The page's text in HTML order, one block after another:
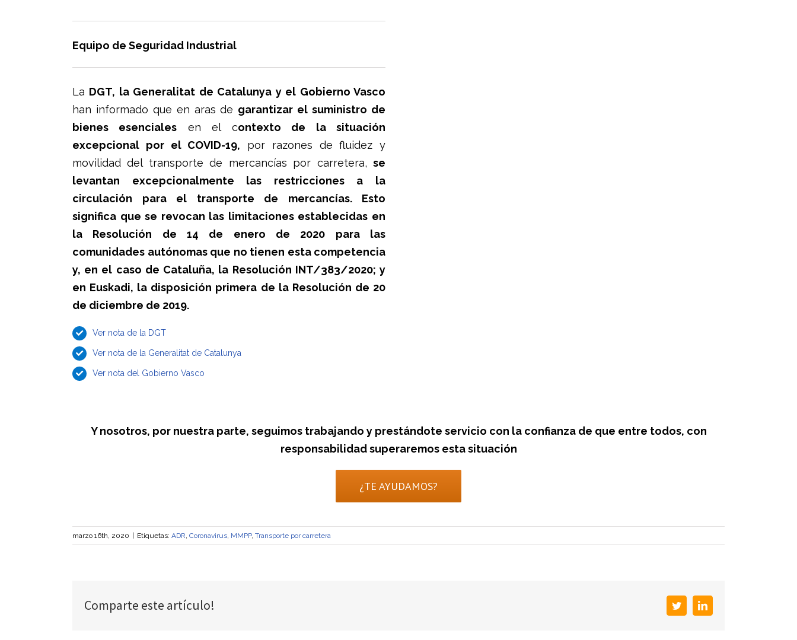
Equipo de Seguridad Industrial
La DGT, la Generalitat de Catalunya y el Gobierno Vasco
han informado que en aras de garantizar el suministro de
bienes esenciales en el contexto de la situación
excepcional por el COVID-19, por razones de fluidez y
movilidad del transporte de mercancías por carretera, se
levantan excepcionalmente las restricciones a la
circulación para el transporte de mercancías. Esto
significa que se revocan las limitaciones establecidas en
la Resolución de 14 de enero de 2020 para las
comunidades autónomas que no tienen esta competencia
y, en el caso de Cataluña, la Resolución INT/383/2020; y
en Euskadi, la disposición primera de la Resolución de 20
de diciembre de 2019.
Ver nota de la DGT
Ver nota de la Generalitat de Catalunya
Ver nota del Gobierno Vasco
Y nosotros, por nuestra parte, seguimos trabajando y prestándote servicio con la confianza de que entre todos, con
responsabilidad superaremos esta situación
¿TE AYUDAMOS?
marzo 16th, 2020 | Etiquetas: ADR, Coronavirus, MMPP, Transporte por carretera
Comparte este artículo! TwitterLinkedIn